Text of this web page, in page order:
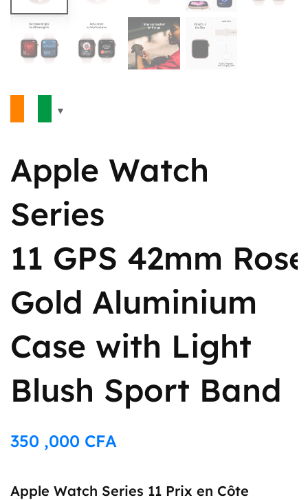
Apple Watch
Series
11 GPS 42mm Rose
Gold Aluminium
Case with Light
Blush Sport Band
350 ,000 CFA
Apple Watch Series 11 Prix en Côte